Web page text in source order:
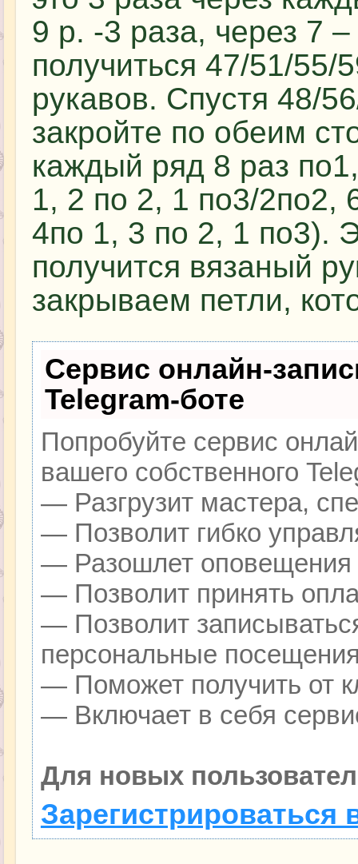
9 р. -3 раза, через 7
получиться 47/51/55/
рукавов. Спустя 48/
закройте по обеим
каждый ряд 8 раз
1, 2 по 2, 1 по3/2по2,
4по 1, 3 по 2, 1 по3).
получится вязаный
закрываем петли,
Сервис онлайн-
Telegram-боте
Попробуйте сервис
вашего собственного
— Разгрузит мастера,
— Позволит гибко
— Разошлет оповещения
— Позволит принять
— Позволит
персональные
— Поможет получить от
— Включает в себя
Для новых
Зарегистрироваться